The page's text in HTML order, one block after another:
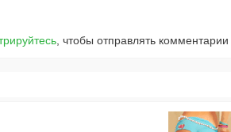
, чтобы отправлять комментарии